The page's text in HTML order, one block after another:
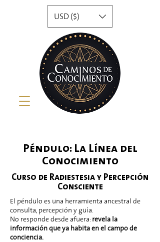
USD ($)
Péndulo: La Línea del
Conocimiento
Curso de Radiestesia y Percepción
Consciente
El péndulo es una herramienta ancestral de
consulta, percepción y guía.
No responde desde afuera:revela la
información que ya habita en el campo de
conciencia.